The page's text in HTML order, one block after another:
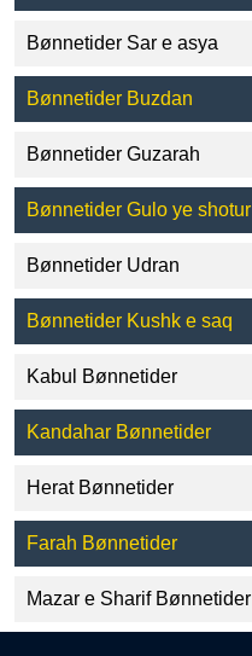
Bønnetider Sar e asya
Bønnetider Buzdan
Bønnetider Guzarah
Bønnetider Gulo ye shotur
Bønnetider Udran
Bønnetider Kushk e saq
Kabul Bønnetider
Kandahar Bønnetider
Herat Bønnetider
Farah Bønnetider
Mazar e Sharif Bønnetider